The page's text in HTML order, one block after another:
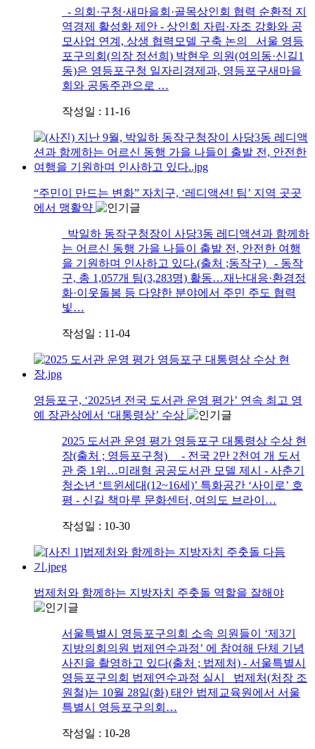
- 의회·구청·새마을회·골목상인회 협력 순환적 지
역경제 활성화 제안 - 상인회 자립·자조 강화와 공
모사업 연계, 상생 협력모델 구축 논의 서울 영등
포구의회(의장 정선희) 박현우 의원(여의동·신길1
동)은 영등포구청 일자리경제과, 영등포구새마을
회와 공동주관으로 …
작성일 : 11-16
“주민이 만드는 변화” 자치구, ‘레디액션! 팀’ 지역 곳곳
에서 맹활약
박일하 동작구청장이 사당3동 레디액션과 함께하
는 어르신 동행 가을 나들이 출발 전, 안전한 여행
을 기원하며 인사하고 있다.(출처 ;동작구) - 동작
구, 총 1,057개 팀(3,283명) 활동…재난대응·환경정
화·이웃돌봄 등 다양한 분야에서 주민 주도 협력
빛…
작성일 : 11-04
영등포구, ‘2025년 전국 도서관 운영 평가’ 연속 최고 영
예 장관상에서 ‘대통령상’ 수상
2025 도서관 운영 평가 영등포구 대통령상 수상 현
장(출처 ; 영등포구청) - 전국 2만 2천여 개 도서
관 중 1위…미래형 공공도서관 모델 제시 - 사춘기
청소년 ‘트윈세대(12~16세)’ 특화공간 ‘사이로’ 호
평 - 신길 책마루 문화센터, 여의도 브라이…
작성일 : 10-30
법제처와 함께하는 지방자치 주춧돌 역할을 잘해야
서울특별시 영등포구의회 소속 의원들이 ‘제3기
지방의회의원 법제연수과정’ 에 참여해 단체 기념
사진을 촬영하고 있다(출처 ; 법제처) - 서울특별시
영등포구의회 법제연수과정 실시 법제처(처장 조
원철)는 10월 28일(화) 태안 법제교육원에서 서울
특별시 영등포구의회…
작성일 : 10-28